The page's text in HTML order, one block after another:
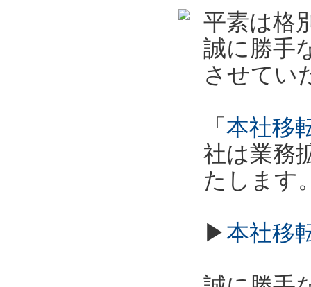
平素は格
誠に勝手
させてい
「 本社移
社は業務
たします
▶本社移